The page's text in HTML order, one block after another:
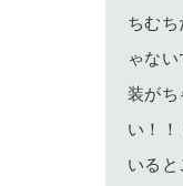
ちむ
ゃな
装が
い！
いる